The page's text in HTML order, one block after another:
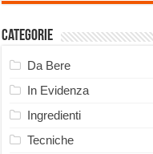
Categorie
Da Bere
In Evidenza
Ingredienti
Tecniche